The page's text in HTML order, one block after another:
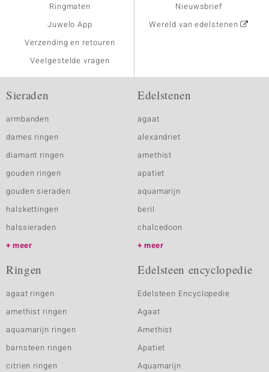
Ringmaten
Juwelo App
Verzending en retouren
Veelgestelde vragen
Nieuwsbrief
Wereld van edelstenen
Sieraden
armbanden
dames ringen
diamant ringen
gouden ringen
gouden sieraden
halskettingen
halssieraden
meer
Edelstenen
agaat
alexandriet
amethist
apatiet
aquamarijn
beril
chalcedoon
meer
Ringen
agaat ringen
amethist ringen
aquamarijn ringen
barnsteen ringen
citrien ringen
Edelsteen encyclopedie
Edelsteen Encyclopedie
Agaat
Amethist
Apatiet
Aquamarijn